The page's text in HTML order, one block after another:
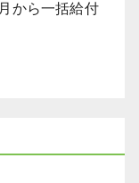
から一括給付